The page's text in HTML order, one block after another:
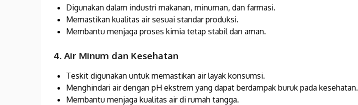
Digunakan dalam industri makanan, minuman, dan farmasi.
Memastikan kualitas air sesuai standar produksi.
Membantu menjaga proses kimia tetap stabil dan aman.
4. Air Minum dan Kesehatan
Teskit digunakan untuk memastikan air layak konsumsi.
Menghindari air dengan pH ekstrem yang dapat berdampak buruk pada kesehatan.
Membantu menjaga kualitas air di rumah tangga.